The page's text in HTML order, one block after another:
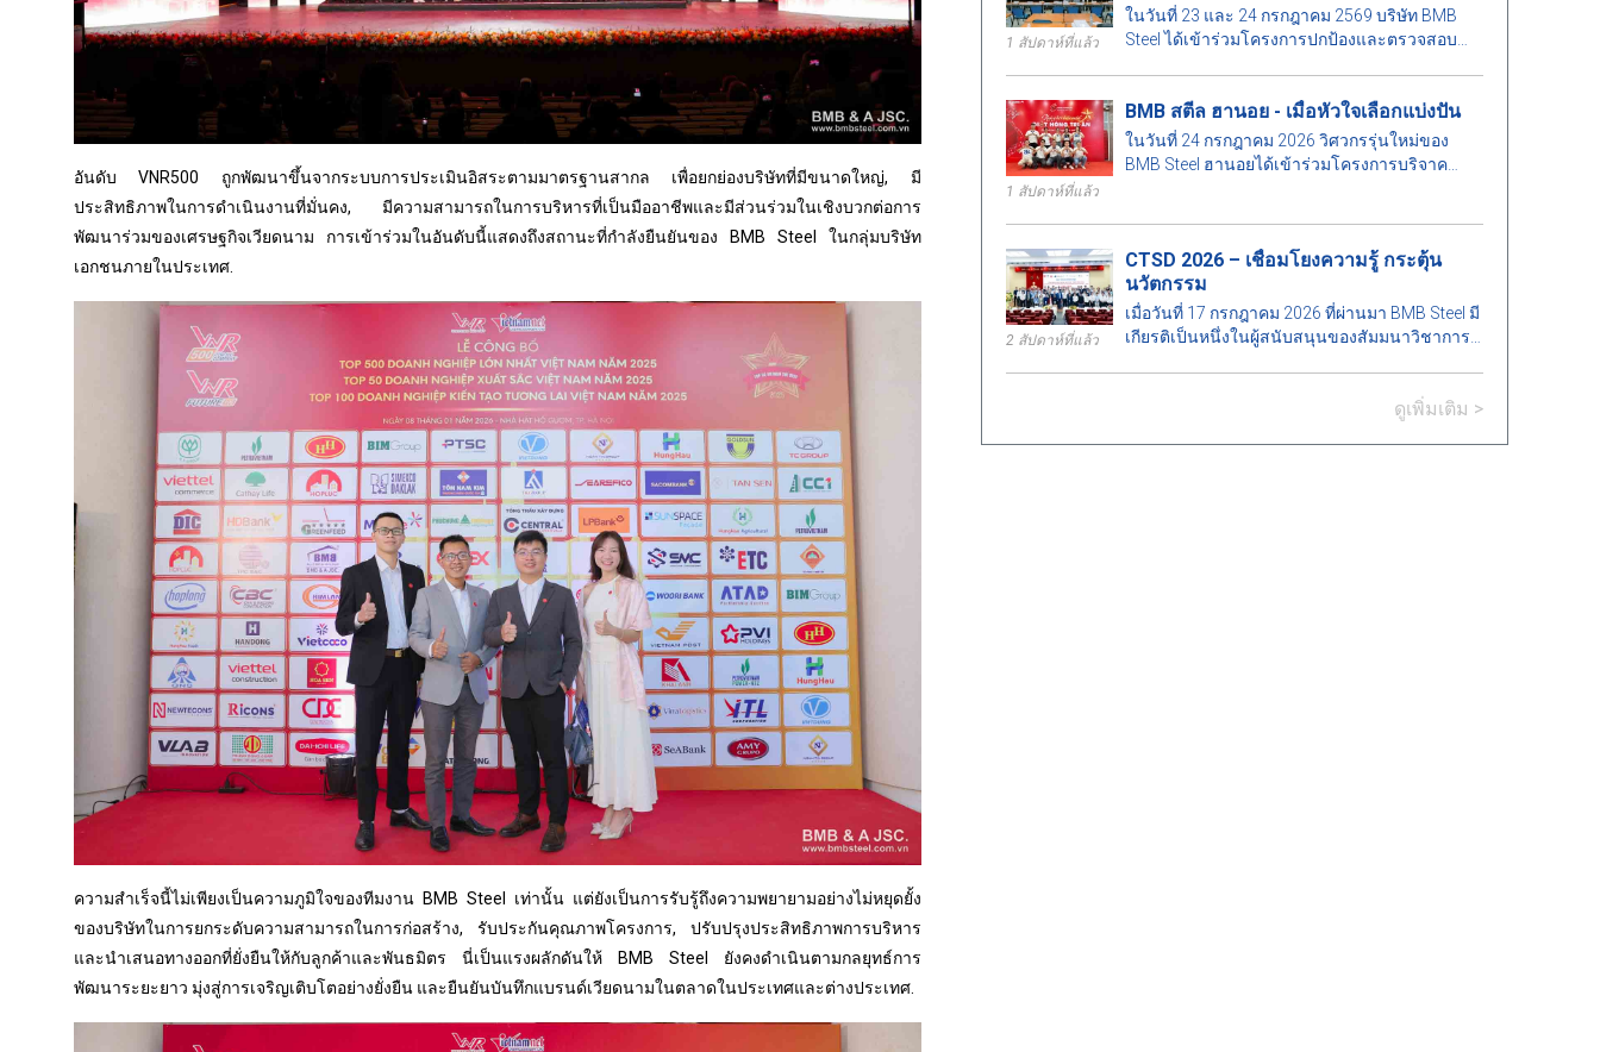
อันดับ VNR500 ถูกพัฒนาขึ้นจากระบบการประเมินอิสระตามมาตรฐานสากล เพื่อยกย่องบริษัทที่มีขนาดใหญ่, มี
ประสิทธิภาพในการดำเนินงานที่มั่นคง, มีความสามารถในการบริหารที่เป็นมืออาชีพและมีส่วนร่วมในเชิงบวกต่อการ
พัฒนาร่วมของเศรษฐกิจเวียดนาม การเข้าร่วมในอันดับนี้แสดงถึงสถานะที่กำลังยืนยันของ BMB Steel ในกลุ่มบริษัท
เอกชนภายในประเทศ.
ความสำเร็จนี้ไม่เพียงเป็นความภูมิใจของทีมงาน BMB Steel เท่านั้น แต่ยังเป็นการรับรู้ถึงความพยายามอย่างไม่หยุดยั้ง
ของบริษัทในการยกระดับความสามารถในการก่อสร้าง, รับประกันคุณภาพโครงการ, ปรับปรุงประสิทธิภาพการบริหาร
และนำเสนอทางออกที่ยั่งยืนให้กับลูกค้าและพันธมิตร นี่เป็นแรงผลักดันให้ BMB Steel ยังคงดำเนินตามกลยุทธ์การ
พัฒนาระยะยาว มุ่งสู่การเจริญเติบโตอย่างยั่งยืน และยืนยันบันทึกแบรนด์เวียดนามในตลาดในประเทศและต่างประเทศ.
1 สัปดาห์ที่แล้ว
ในวันที่ 23 และ 24 กรกฎาคม 2569 บริษัท BMB
Steel ได้เข้าร่วมโครงการปกป้องและตรวจสอบ
โดยคณะสถาปัตยกรรมศาสตร์ มหาวิทยาลัย
สถาปัตยกรรมเมืองโฮจิมินห์ การดำเนินกิจกรรมนี้
มีความหมายเพื่อสร้างความสัมพันธ์ระหว่าง
ต้องการพัฒนาของอุตสาหกรรมก่อสร้าง.
1 สัปดาห์ที่แล้ว
BMB สตีล ฮานอย - เมื่อหัวใจเลือกแบ่งปัน
ในวันที่ 24 กรกฎาคม 2026 วิศวกรรุ่นใหม่ของ
BMB Steel ฮานอยได้เข้าร่วมโครงการบริจาค
2 สัปดาห์ที่แล้ว
CTSD 2026 – เชื่อมโยงความรู้ กระตุ้น
นวัตกรรม
เมื่อวันที่ 17 กรกฎาคม 2026 ที่ผ่านมา BMB Steel มี
เกียรติเป็นหนึ่งในผู้สนับสนุนของสัมมนาวิชาการ
Development 2026 (CTSD 2026)" ซึ่งจัดโดยภาค
ดูเพิ่มเติม >